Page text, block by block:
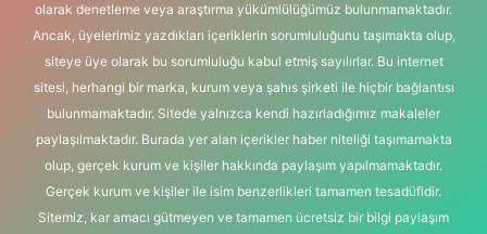
olarak denetleme veya araştırma yükümlülüğümüz bulunmamaktadır.
Ancak, üyelerimiz yazdıkları içeriklerin sorumluluğunu taşımakta olup,
siteye üye olarak bu sorumluluğu kabul etmiş sayılırlar. Bu internet
sitesi, herhangi bir marka, kurum veya şahıs şirketi ile hiçbir bağlantısı
bulunmamaktadır. Sitede yalnızca kendi hazırladığımız makaleler
paylaşılmaktadır. Burada yer alan içerikler haber niteliği taşımamakta
olup, gerçek kurum ve kişiler hakkında paylaşım yapılmamaktadır.
Gerçek kurum ve kişiler ile isim benzerlikleri tamamen tesadüfidir.
Sitemiz, kar amacı gütmeyen ve tamamen ücretsiz bir bilgi paylaşım